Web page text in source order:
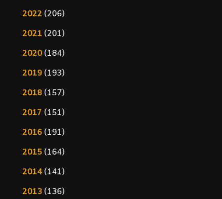
2022 (206)
2021 (201)
2020(184)
2019(193)
2018(157)
2017 (151)
2016(191)
2015(164)
2014(141)
2013(136)